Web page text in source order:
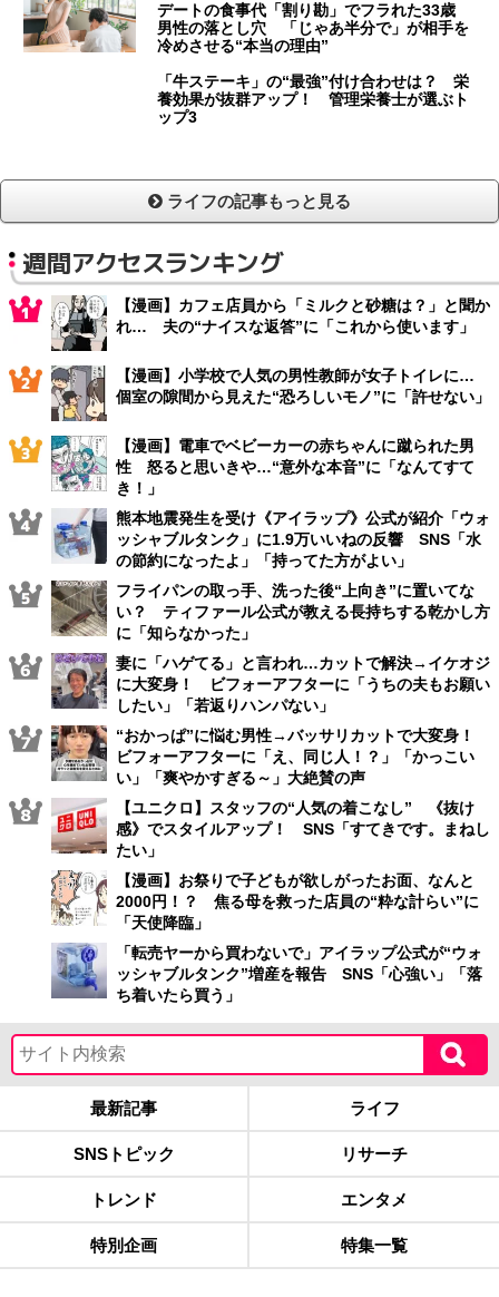
デートの食事代「割り勘」でフラれた33歳
男性の落とし穴 「じゃあ半分で」が相手を
冷めさせる“本当の理由”
「牛ステーキ」の“最強”付け合わせは？ 栄
養効果が抜群アップ！ 管理栄養士が選ぶト
ップ3
ライフの記事もっと見る
週間アクセスランキング
【漫画】カフェ店員から「ミルクと砂糖は？」と聞か
れ… 夫の“ナイスな返答”に「これから使います」
【漫画】小学校で人気の男性教師が女子トイレに…
個室の隙間から見えた“恐ろしいモノ”に「許せない」
【漫画】電車でベビーカーの赤ちゃんに蹴られた男
性 怒ると思いきや…“意外な本音”に「なんてすて
き！」
熊本地震発生を受け《アイラップ》公式が紹介「ウォ
ッシャブルタンク」に1.9万いいねの反響 SNS「水
の節約になったよ」「持ってた方がよい」
フライパンの取っ手、洗った後“上向き”に置いてな
い？ ティファール公式が教える長持ちする乾かし方
に「知らなかった」
妻に「ハゲてる」と言われ…カットで解決→イケオジ
に大変身！ ビフォーアフターに「うちの夫もお願い
したい」「若返りハンパない」
“おかっぱ”に悩む男性→バッサリカットで大変身！
ビフォーアフターに「え、同じ人！？」「かっこい
い」「爽やかすぎる～」大絶賛の声
【ユニクロ】スタッフの“人気の着こなし” 《抜け
感》でスタイルアップ！ SNS「すてきです。まねし
たい」
【漫画】お祭りで子どもが欲しがったお面、なんと
2000円！？ 焦る母を救った店員の“粋な計らい”に
「天使降臨」
「転売ヤーから買わないで」アイラップ公式が“ウォ
ッシャブルタンク”増産を報告 SNS「心強い」「落
ち着いたら買う」
最新記事 ライフ
SNSトピック リサーチ
トレンド エンタメ
特別企画 特集一覧